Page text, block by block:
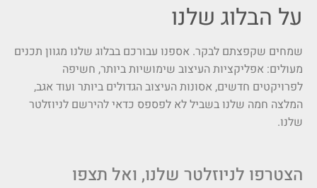
על הבלוג שלנו
שמחים שקפצתם לבקר. אספנו עבורכם בבלוג שלנו מגוון תכנים
מעולים: אפליקציות העיצוב שימושיות ביותר, חשיפה
לפרויקטים חדשים, אסונות העיצוב הגדולים ביותר ועוד אגב,
המלצה חמה שלנו בשביל לא לפספס כדאי להירשם לניוזלטר
שלנו.
הצטרפו לניוזלטר שלנו, ואל תצפו